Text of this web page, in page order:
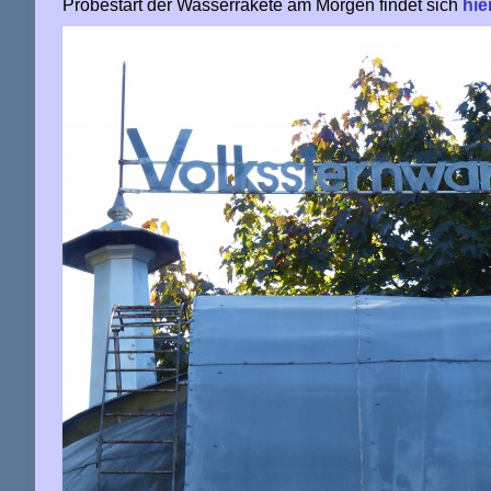
Probestart der Wasserrakete am Morgen findet sich